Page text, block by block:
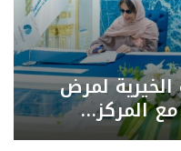
الشرقية